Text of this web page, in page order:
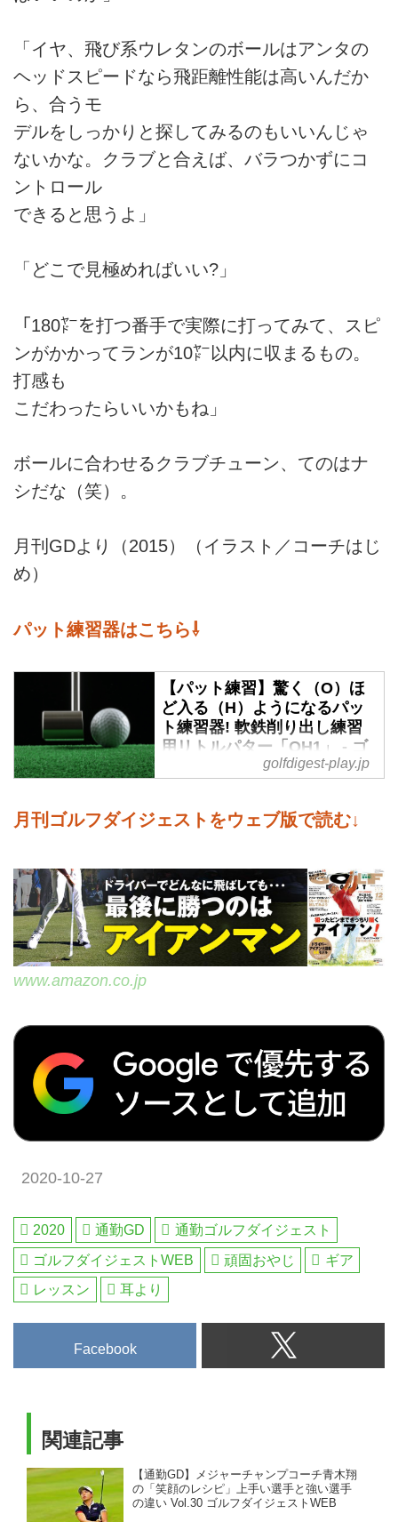
「イヤ、飛び系ウレタンのボールはアンタの
ヘッドスピードなら飛距離性能は高いんだか
ら、合うモ
デルをしっかりと探してみるのもいいんじゃ
ないかな。クラブと合えば、バラつかずにコ
ントロール
できると思うよ」
「どこで見極めればいい?」
「180㍎を打つ番手で実際に打ってみて、スピ
ンがかかってランが10㍎以内に収まるもの。
打感も
こだわったらいいかもね」
ボールに合わせるクラブチューン、てのはナ
シだな（笑）。
月刊GDより（2015）（イラスト／コーチはじ
め）
パット練習器はこちら⇩
【パット練習】驚く（O）ほ
ど入る（H）ようになるパッ
ト練習器! 軟鉄削り出し練習
用リトルパター「OH1」 - ゴ
ルフへ行こうWEB by ゴルフ
とても小さなヘッドが付いた不思
議なパターを発見。実はこれ、パ
た練習器なのだそう。集中力を高
める小さなヘッドは重量700gと
激重で、素振りするだけでストロ
ークが良くなるのだとか。軟鉄素
材で打感がよく、正しい距離感ま
golfdigest-play.jp
月刊ゴルフダイジェストをウェブ版で読む↓
www.amazon.co.jp
2020-10-27
2020 通勤GD
通勤ゴルフダイジェスト
ゴルフダイジェストWEB
頑固おやじ
ギア
レッスン
耳より
Facebook
関連記事
【通勤GD】メジャーチャンプコーチ青木翔
の「笑顔のレシピ」上手い選手と強い選手
の違い Vol.30 ゴルフダイジェストWEB